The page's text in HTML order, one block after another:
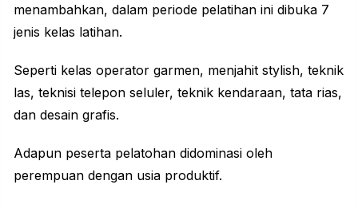
menambahkan, dalam periode pelatihan ini dibuka 7
jenis kelas latihan.
Seperti kelas operator garmen, menjahit stylish, teknik
las, teknisi telepon seluler, teknik kendaraan, tata rias,
dan desain grafis.
Adapun peserta pelatohan didominasi oleh
perempuan dengan usia produktif.